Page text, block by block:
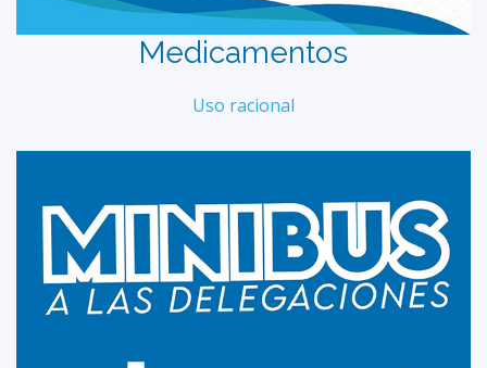
Medicamentos
Uso racional